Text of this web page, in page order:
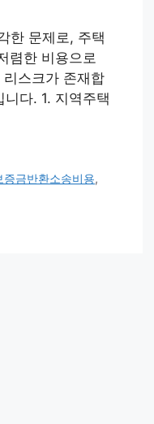
한 문제로, 주택
렴한 비용으로
스크가 존재합
다. 1. 지역주택
증금반환소송비용,